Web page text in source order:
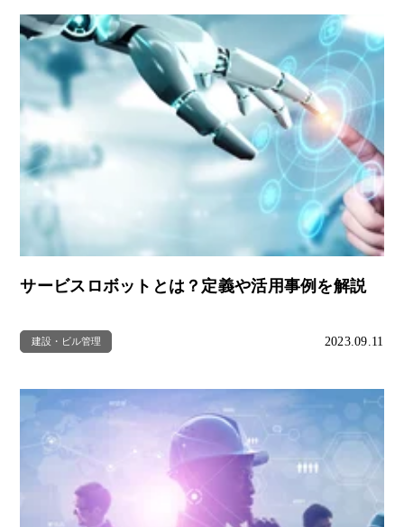
サービスロボットとは？定義や活用事例を解説
建設・ビル管理 2023.09.11